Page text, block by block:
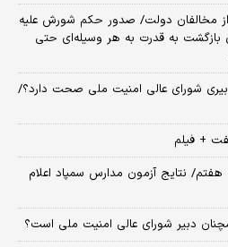
از مخالفان دولت/ صدور حکم شورش علیه
بازگشت به قدرت به هر وسیله‌ای حتی
شورای عالی امنیت ملی صحت دارد؟/
+ فیلم
نتایج آزمون مدارس سمپاد اعلام
دبیر شورای ‌عالی امنیت ملی است؟